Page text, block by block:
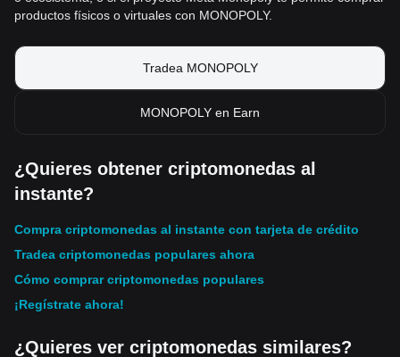
productos físicos o virtuales con MONOPOLY.
Tradea MONOPOLY
MONOPOLY en Earn
¿Quieres obtener criptomonedas al
instante?
Compra criptomonedas al instante con tarjeta de crédito
Tradea criptomonedas populares ahora
Cómo comprar criptomonedas populares
¡Regístrate ahora!
¿Quieres ver criptomonedas similares?